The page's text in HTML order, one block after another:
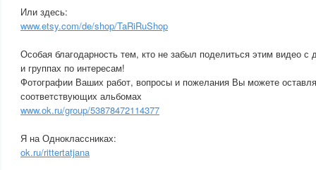
Или здесь:
www.etsy.com/de/shop/TaRiRuShop
Особая благодарность тем, кто не забыл поделиться этим видео с
и группах по интересам!
Фотографии Ваших работ, вопросы и пожелания Вы можете
соответствующих альбомах
www.ok.ru/group/53878472114377
Я на Одноклассниках:
ok.ru/rittertatjana